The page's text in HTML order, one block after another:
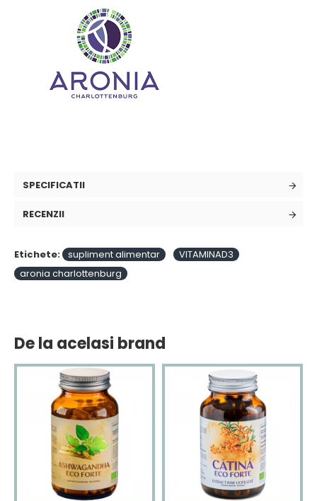
SPECIFICATII
RECENZII
Etichete: supliment alimentar
VITAMINAD3
aronia charlottenburg
De la acelasi brand